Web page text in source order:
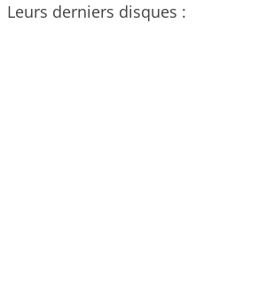
Leurs derniers disques :